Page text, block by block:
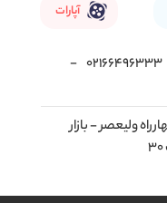
آپارات
02166496333
-
ولیعصر - بازار